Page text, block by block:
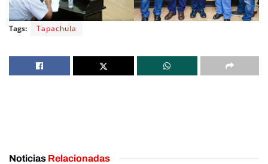
Tags: Tapachula
Noticias Relacionadas